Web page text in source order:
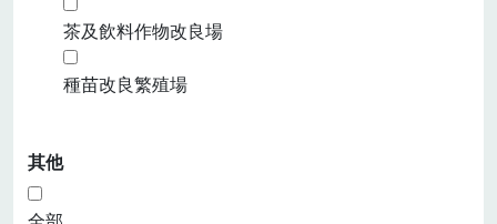
茶及飲料作物改良場
種苗改良繁殖場
其他